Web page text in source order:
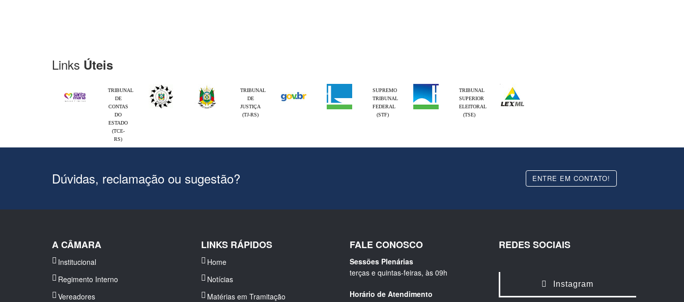
Links Úteis
TRIBUNAL
DE
CONTAS
DO
ESTADO
(TCE-
RS)
TRIBUNAL
DE
JUSTIÇA
(TJ-RS)
SUPREMO
TRIBUNAL
FEDERAL
(STF)
TRIBUNAL
SUPERIOR
ELEITORAL
(TSE)
Dúvidas, reclamação ou sugestão? ENTRE EM CONTATO!
A CÂMARA
Institucional
Regimento Interno
Vereadores
LINKS RÁPIDOS
Home
Notícias
Matérias em Tramitação
FALE CONOSCO
Sessões Plenárias
terças e quintas-feiras, às 09h
Horário de Atendimento
REDES SOCIAIS
Instagram